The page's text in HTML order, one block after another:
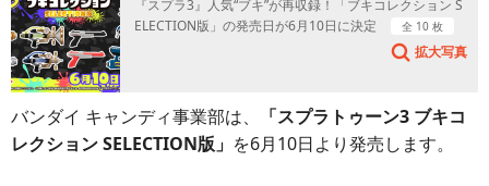
『スプラ3』人気“ブキ”が再収録！「ブキコレクション S
ELECTION版」の発売日が6月10日に決定
全 10 枚
拡大写真
バンダイ キャンディ事業部は、
「スプラトゥーン3 ブキコ
レクション SELECTION版」 を6月10日より発売します。